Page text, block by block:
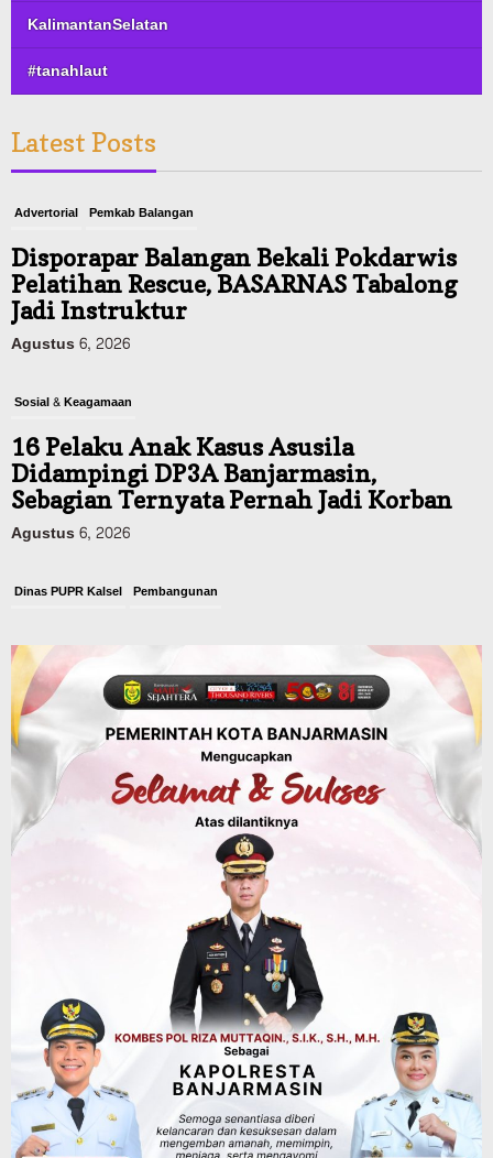
KalimantanSelatan
#tanahlaut
Latest Posts
Advertorial Pemkab Balangan
Disporapar Balangan Bekali Pokdarwis
Pelatihan Rescue, BASARNAS Tabalong
Jadi Instruktur
Agustus 6, 2026
Sosial & Keagamaan
16 Pelaku Anak Kasus Asusila
Didampingi DP3A Banjarmasin,
Sebagian Ternyata Pernah Jadi Korban
Agustus 6, 2026
Dinas PUPR Kalsel Pembangunan
Pemerintah Janji Tingkatkan Fasilitas
Keselamatan Jalan Alternatif
Banjarbaru–Batulicin
Agustus 6, 2026
Dinas Kehutanan Kalsel
Tahura Sultan Adam Sempat Alami
Kebakaran Lahan, Api Berhasil
Dipadamkan, Kadishut Kalsel
Memimpin Langsung Aksi di Lapangan
Advertorial Pemkab Balangan
Silaturahmi ke DPRD Balangan, Kapolres
AKBP Arif Mansyur Perkuat Koordinasi
Keamanan Daerah